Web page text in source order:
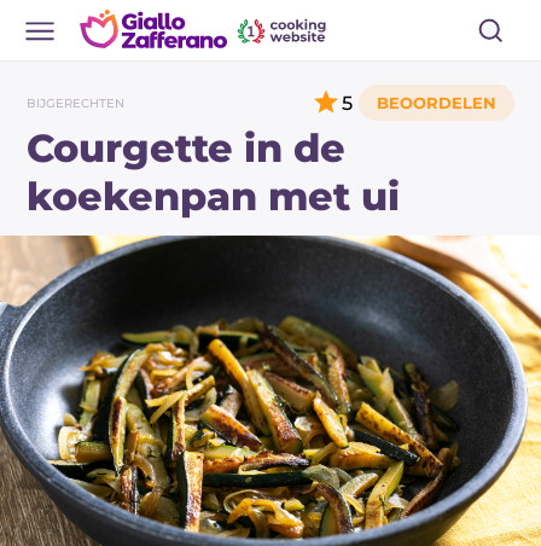
BIJGERECHTEN
Courgette in de
koekenpan met ui
5